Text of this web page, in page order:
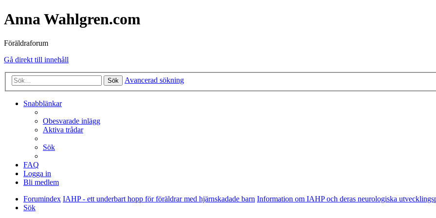
Anna Wahlgren.com
Föräldraforum
Gå direkt till innehåll
Sök Avancerad sökning
Snabblänkar
Obesvarade inlägg
Aktiva trådar
Sök
FAQ
Logga in
Bli medlem
Forumindex IAHP - ett underbart hopp för föräldrar med hjärnskadade barn Information om IAHP och deras neurologiska
Sök